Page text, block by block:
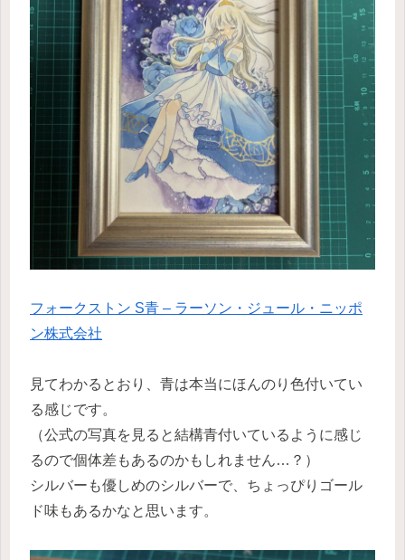
フォークストン S青 – ラーソン・ジュール・ニッポ
ン株式会社
見てわかるとおり、青は本当にほんのり色付いてい
る感じです。
（公式の写真を見ると結構青付いているように感じ
るので個体差もあるのかもしれません…？）
シルバーも優しめのシルバーで、ちょっぴりゴール
ド味もあるかなと思います。